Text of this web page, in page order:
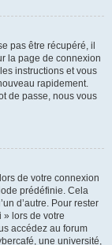
pas être récupéré, il
la page de connexion
instructions et vous
rapidement.
de passe, nous vous
de votre connexion
prédéfinie. Cela
d’autre. Pour rester
» lors de votre
accédez au forum
une université,